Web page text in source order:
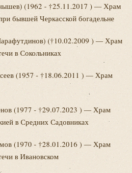
(1962 - †25.11.2017 ) — Храм
бывшей Черкасской богадельне
(†10.02.2009 ) — Храм
в Сокольниках
(1957 - †18.06.2011 ) — Храм
(1977 - †29.07.2023 ) — Храм
в Средних Садовниках
(1970 - †28.01.2016 ) — Храм
в Ивановском